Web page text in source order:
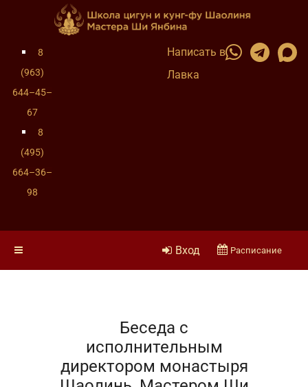
8
(963)
644–45–
67
8
(495)
664–36–
98
Написать в
Лавка
Вход Расписание
Беседа с
исполнительным
директором монастыря